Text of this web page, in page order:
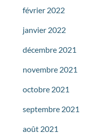
février 2022
janvier 2022
décembre 2021
novembre 2021
octobre 2021
septembre 2021
août 2021